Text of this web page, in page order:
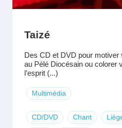
Taizé
Des CD et DVD pour motiver
au Pélé Diocésain ou colorer
l’esprit (...)
Multimédia
CD/DVD Chant